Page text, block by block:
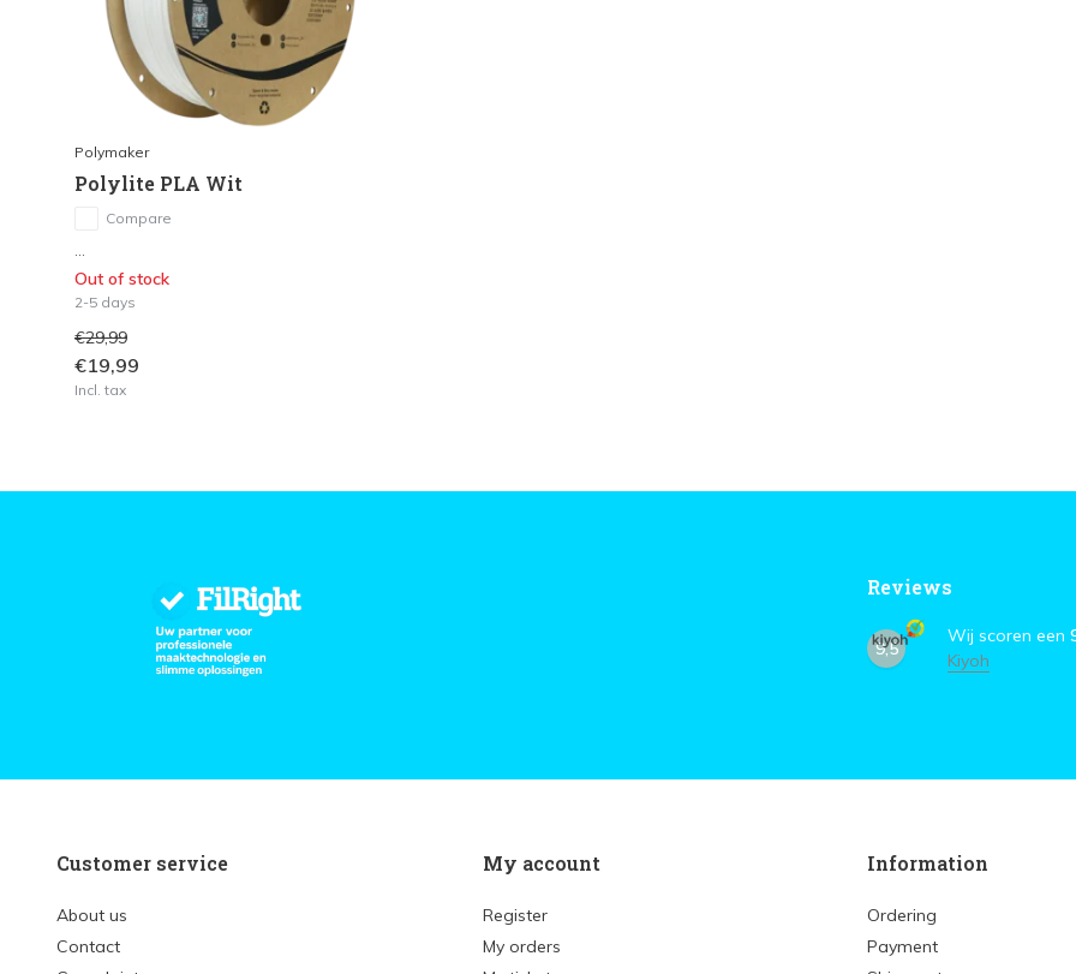
Polymaker
Polylite PLA Wit
Compare
Out of stock
2-5 days
€29,99
€19,99
Incl. tax
Reviews
9,5
Wij scoren een
Kiyoh
Customer service
About us
Contact
My account
Register
My orders
Information
Ordering
Payment